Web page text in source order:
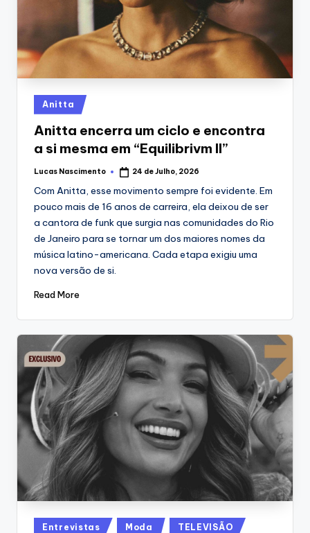
Posted
in
Anitta
Anitta encerra um ciclo e encontra
a si mesma em “Equilibrivm II”
Posted
Lucas Nascimento 24 de Julho, 2026
Com Anitta, esse movimento sempre foi evidente. Em
pouco mais de 16 anos de carreira, ela deixou de ser
a cantora de funk que surgia nas comunidades do Rio
de Janeiro para se tornar um dos maiores nomes da
música latino-americana. Cada etapa exigiu uma
nova versão de si.
Read More
Posted
Entrevistas Moda TELEVISÃO